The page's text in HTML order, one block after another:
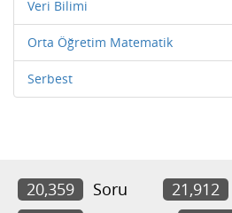
Veri Bilimi
Orta Öğretim Matematik
Serbest
20,359 Soru 21,912